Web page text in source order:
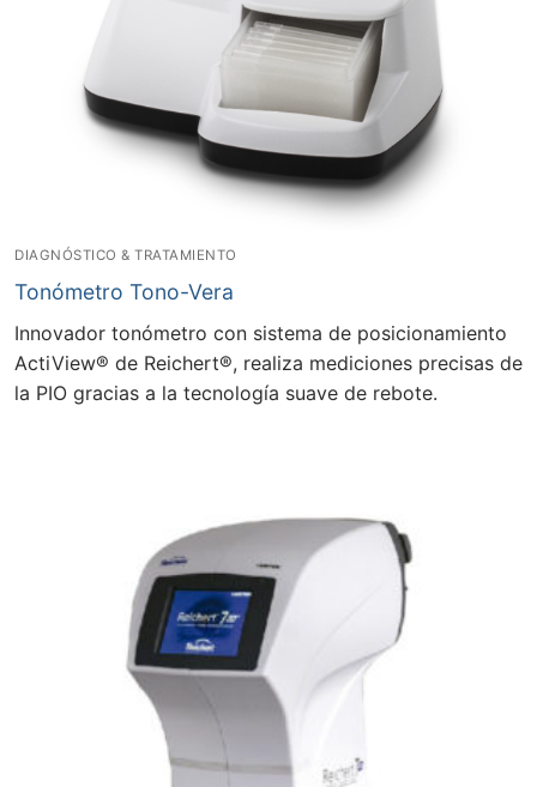
DIAGNÓSTICO & TRATAMIENTO
Tonómetro Tono-Vera
Innovador tonómetro con sistema de posicionamiento
ActiView® de Reichert®, realiza mediciones precisas de
la PIO gracias a la tecnología suave de rebote.